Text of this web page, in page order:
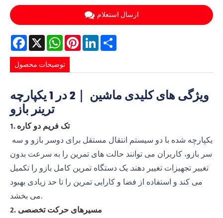
ارسال استعلام
Facebook
X WhatsAppPinterestLinkedIn
توضیحات محصول
ویژگی های کلیدی ماشین ｜2 در 1 یکپارچه
ترینر بازو
1. تک فریم دو کاره
سر بازو، کاربران می توانند حالت های تمرین را به سرعت بدون
تغییر تجهیزات تغییر دهند. یک دستگاه تمرین کامل بازو را تکمیل
می کند و استفاده از فضا و کارایی تمرین را تا حد زیادی بهبود
می بخشد.
2. مسیرهای حرکت تخصصی